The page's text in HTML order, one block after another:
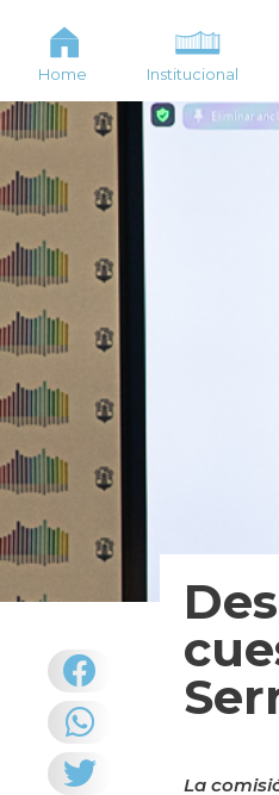
Home Institucional
La